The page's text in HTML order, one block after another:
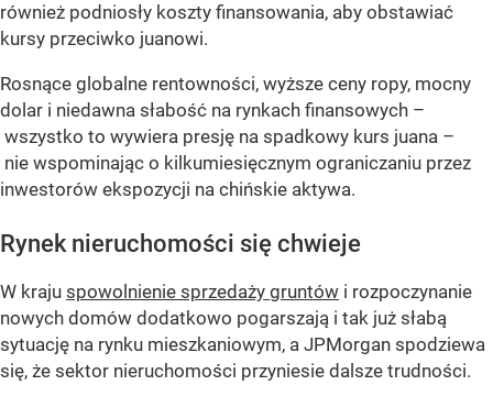
również podniosły koszty finansowania, aby obstawiać
kursy przeciwko juanowi.
Rosnące globalne rentowności, wyższe ceny ropy, mocny
dolar i niedawna słabość na rynkach finansowych –
wszystko to wywiera presję na spadkowy kurs juana –
nie wspominając o kilkumiesięcznym ograniczaniu przez
inwestorów ekspozycji na chińskie aktywa.
Rynek nieruchomości się chwieje
W kraju spowolnienie sprzedaży gruntów i rozpoczynanie
nowych domów dodatkowo pogarszają i tak już słabą
sytuację na rynku mieszkaniowym, a JPMorgan spodziewa
się, że sektor nieruchomości przyniesie dalsze trudności.